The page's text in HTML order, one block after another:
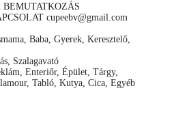
BEMUTATKOZÁS
cupeebv@gmail.com
Baba, Gyerek, Keresztelő,
Szalagavató
Enteriőr, Épület, Tárgy,
Tabló, Kutya, Cica, Egyéb